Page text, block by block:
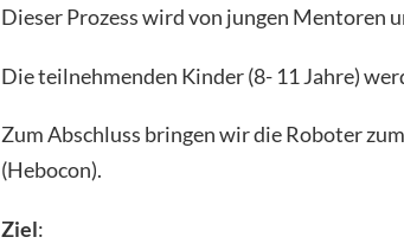
Dieser Prozess wird von jungen Mentoren
Die teilnehmenden Kinder (8- 11 Jahre)
Zum Abschluss bringen wir die Roboter
(Hebocon).
Ziel: